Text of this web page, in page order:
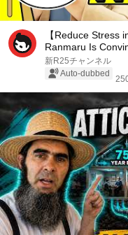
【Reduce Stress
Ranmaru Is
Pra...
新R25チャンネル
Auto-dubbed